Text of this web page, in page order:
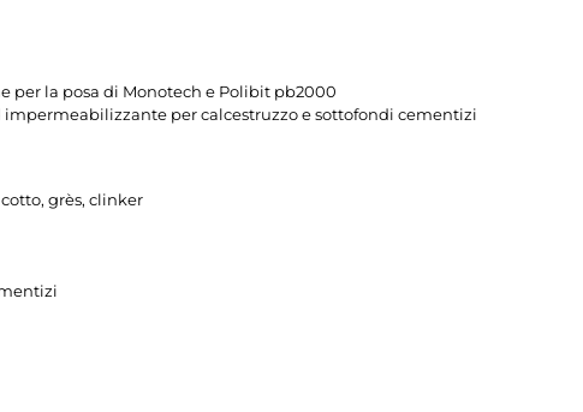
per la posa di Monotech e Polibit pb2000
per calcestruzzo e sottofondi cementizi
grès, clinker